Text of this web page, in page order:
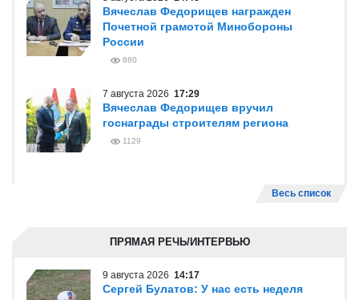
Вячеслав Федорищев награжден
Почетной грамотой Минобороны
России
880
7 августа 2026 17:29
Вячеслав Федорищев вручил
госнаграды строителям региона
1129
Весь список
ПРЯМАЯ РЕЧЬ/ИНТЕРВЬЮ
9 августа 2026 14:17
Сергей Булатов: У нас есть неделя